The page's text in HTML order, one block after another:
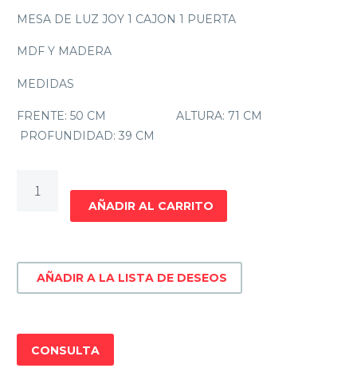
MESA DE LUZ JOY 1 CAJON 1 PUERTA
MDF Y MADERA
MEDIDAS
FRENTE: 50 CM ALTURA: 71 CM
PROFUNDIDAD: 39 CM
cantidad
AÑADIR AL CARRITO
AÑADIR A LA LISTA DE DESEOS
CONSULTA